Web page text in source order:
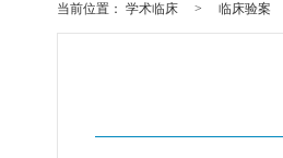
当前位置： 学术临床 > 临床验案